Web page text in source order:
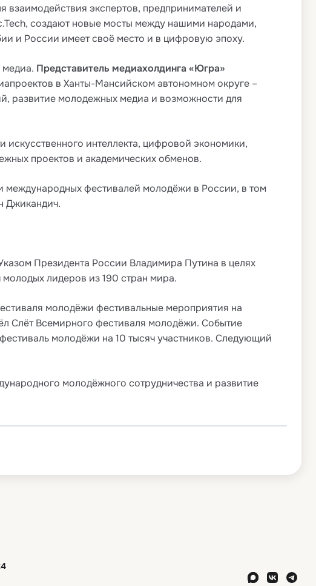
экспертов, предпринимателей и
создают новые мосты между нашими народами,
и России имеет своё место и в цифровую эпоху.
Представитель медиахолдинга «Югра»
в Ханты-Мансийском автономном округе –
развитие молодежных медиа и возможности для
интеллекта, цифровой экономики,
проектов и академических обменов.
фестивалей молодёжи в России, в том
Джикандич.
Президента России Владимира Путина в целях
лидеров из 190 стран мира.
молодёжи фестивальные мероприятия на
Слёт Всемирного фестиваля молодёжи. Событие
молодёжи на 10 тысяч участников. Следующий
молодёжного сотрудничества и развитие